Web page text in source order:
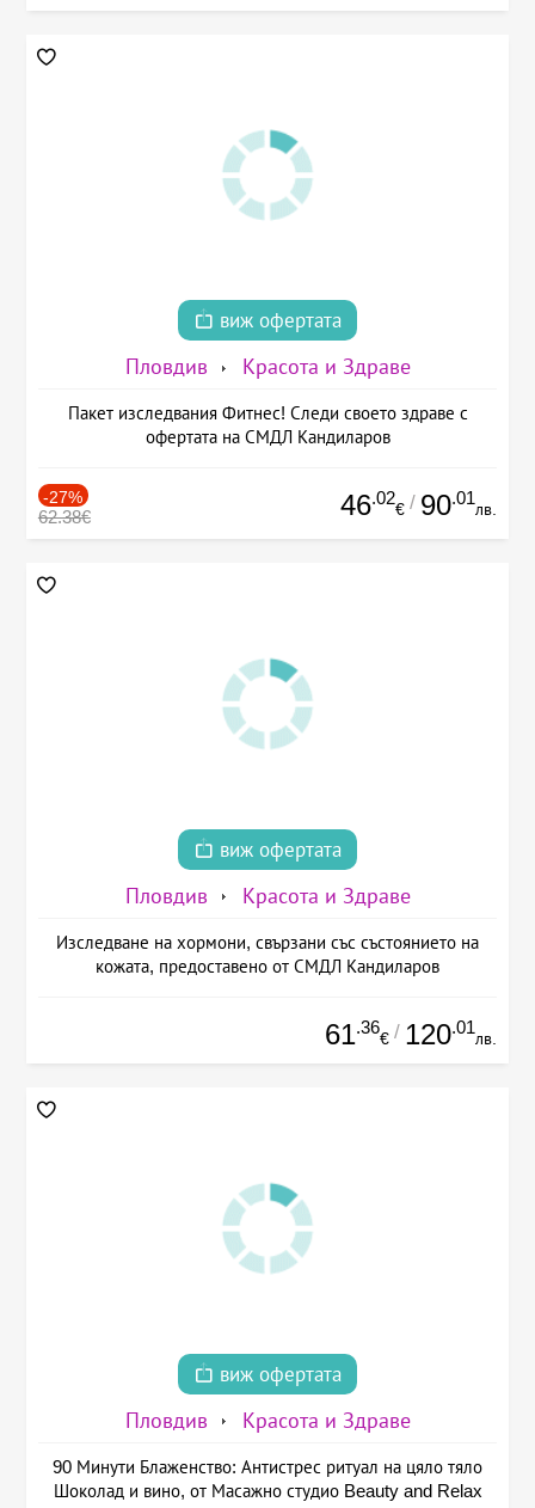
виж офертата
Пловдив Красота и Здраве
Пакет изследвания Фитнес! Следи своето здраве с
офертата на СМДЛ Кандиларов
-27%
62.38€ 46.02
€ / 90.01
лв.
виж офертата
Пловдив Красота и Здраве
Изследване на хормони, свързани със състоянието на
кожата, предоставено от СМДЛ Кандиларов
61.36
€ / 120.01
лв.
виж офертата
Пловдив Красота и Здраве
90 Минути Блаженство: Антистрес ритуал на цяло тяло
Шоколад и вино, от Масажно студио Beauty and Relax